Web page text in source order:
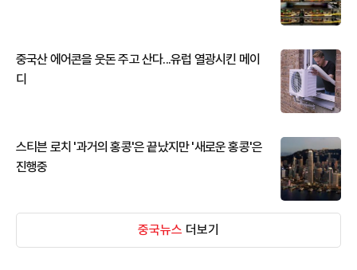
중국산 에어콘을 웃돈 주고 산다...유럽 열광시킨 메이
디
스티븐 로치 '과거의 홍콩'은 끝났지만 '새로운 홍콩'은
진행중
중국뉴스 더보기